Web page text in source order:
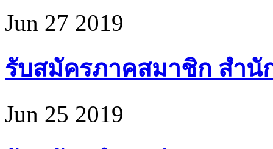
Jun 27 2019
รับสมัครภาคสมาชิก สำนั
Jun 25 2019